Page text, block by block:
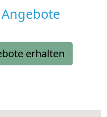
erhalten